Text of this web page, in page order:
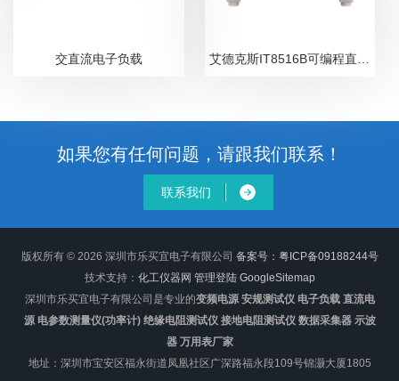
交直流电子负载
如果您有任何问题，请跟我们联系！
联系我们
版权所有 © 2026 深圳市乐买宜电子有限公司 备案号：粤ICP备09188244号
技术支持： 化工仪器网 管理登陆 GoogleSitemap
深圳市乐买宜电子有限公司是专业的变频电源 安规测试仪 电子负载 直流电
源 电参数测量仪(功率计) 绝缘电阻测试仪 接地电阻测试仪 数据采集器 示波
器 万用表厂家
地址：深圳市宝安区福永街道凤凰社区广深路福永段109号锦灏大厦1805